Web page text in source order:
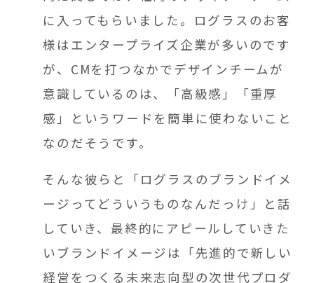
に入ってもらいました。ログラスのお客
様はエンタープライズ企業が多いのです
が、CMを打つなかでデザインチームが
意識しているのは、「高級感」「重厚
感」というワードを簡単に使わないこと
なのだそうです。
そんな彼らと「ログラスのブランドイメ
ージってどういうものなんだっけ」と話
していき、最終的にアピールしていきた
いブランドイメージは「先進的で新しい
経営をつくる未来志向型の次世代プロダ